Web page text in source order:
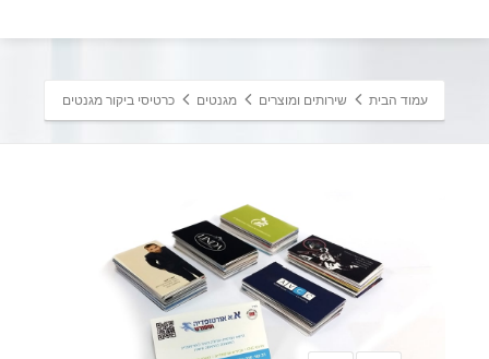
עמוד הבית שירותים ומוצרים מגנטים כרטיסי ביקור מגנטים